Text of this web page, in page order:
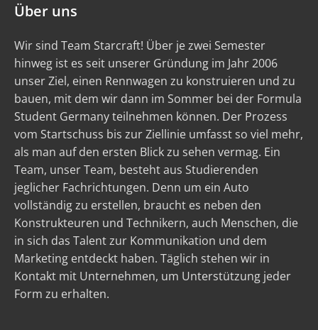
Über uns
Wir sind Team Starcraft! Über je zwei Semester
hinweg ist es seit unserer Gründung im Jahr 2006
unser Ziel, einen Rennwagen zu konstruieren und zu
bauen, mit dem wir dann im Sommer bei der Formula
Student Germany teilnehmen können. Der Prozess
vom Startschuss bis zur Ziellinie umfasst so viel mehr,
als man auf den ersten Blick zu sehen vermag. Ein
Team, unser Team, besteht aus Studierenden
jeglicher Fachrichtungen. Denn um ein Auto
vollständig zu erstellen, braucht es neben den
Konstrukteuren und Technikern, auch Menschen, die
in sich das Talent zur Kommunikation und dem
Marketing entdeckt haben. Täglich stehen wir in
Kontakt mit Unternehmen, um Unterstützung jeder
Form zu erhalten.